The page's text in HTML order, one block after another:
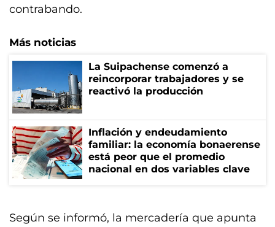
contrabando.
Más noticias
La Suipachense comenzó a
reincorporar trabajadores y se
reactivó la producción
Inflación y endeudamiento
familiar: la economía bonaerense
está peor que el promedio
nacional en dos variables clave
Según se informó, la mercadería que apunta